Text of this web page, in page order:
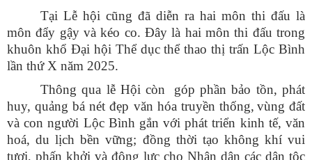
Tại Lễ hội cũng đã diễn ra hai môn thi đấu là
môn đẩy gậy và kéo co. Đây là hai môn thi đấu trong
khuôn khổ Đại hội Thể dục thể thao thị trấn Lộc Bình
lần thứ X năm 2025.
Thông qua lễ Hội còn
góp phần bảo tồn, phát
huy, quảng bánét đẹp văn hóa truyền thống, vùng đất
và con người Lộc Bình gắn với phát triển kinh tế, văn
hoá, du lịch bền vững; đồng thời tạo không khí vui
tươi, phấn khởi và động lực cho Nhân dân các dân tộc